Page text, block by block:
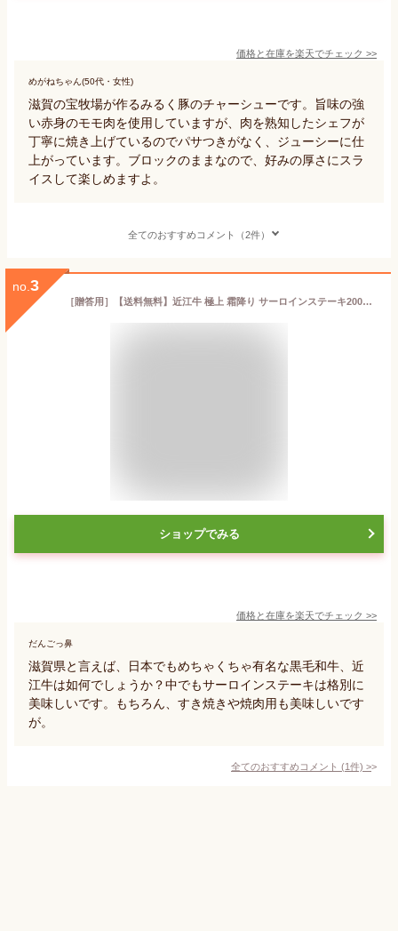
価格と在庫を楽天でチェック >>
めがねちゃん(50代・女性)
滋賀の宝牧場が作るみるく豚のチャーシューです。旨味の強
い赤身のモモ肉を使用していますが、肉を熟知したシェフが
丁寧に焼き上げているのでパサつきがなく、ジューシーに仕
上がっています。ブロックのままなので、好みの厚さにスラ
イスして楽しめますよ。
全てのおすすめコメント（2件）
no. 3
［贈答用］【送料無料】近江牛 極上 霜降り サーロインステーキ200g1枚【化粧木箱入り】
ショップでみる
価格と在庫を楽天でチェック >>
だんごっ鼻
滋賀県と言えば、日本でもめちゃくちゃ有名な黒毛和牛、近
江牛は如何でしょうか？中でもサーロインステーキは格別に
美味しいです。もちろん、すき焼きや焼肉用も美味しいです
が。
全てのおすすめコメント (1件) >